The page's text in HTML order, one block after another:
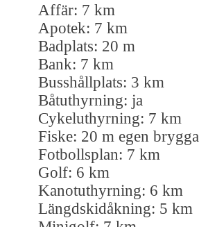
Affär: 7 km
Apotek: 7 km
Badplats: 20 m
Bank: 7 km
Busshållplats: 3 km
Båtuthyrning: ja
Cykeluthyrning: 7 km
Fiske: 20 m egen brygga
Fotbollsplan: 7 km
Golf: 6 km
Kanotuthyrning: 6 km
Längdskidåkning: 5 km